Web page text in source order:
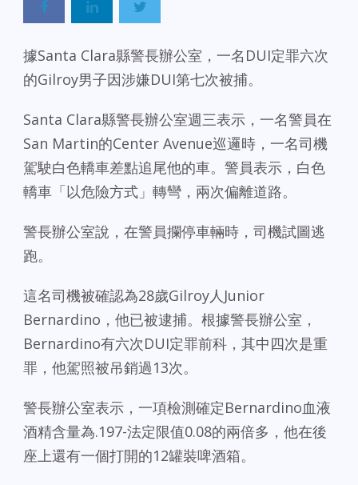
據Santa Clara縣警長辦公室，一名DUI定罪六次
的Gilroy男子因涉嫌DUI第七次被捕。
Santa Clara縣警長辦公室週三表示，一名警員在
San Martin的Center Avenue巡邏時，一名司機
駕駛白色轎車差點追尾他的車。警員表示，白色
轎車「以危險方式」轉彎，兩次偏離道路。
警長辦公室說，在警員攔停車輛時，司機試圖逃
跑。
這名司機被確認為28歲Gilroy人Junior
Bernardino，他已被逮捕。根據警長辦公室，
Bernardino有六次DUI定罪前科，其中四次是重
罪，他駕照被吊銷過13次。
警長辦公室表示，一項檢測確定Bernardino血液
酒精含量為.197-法定限值0.08的兩倍多，他在後
座上還有一個打開的12罐裝啤酒箱。